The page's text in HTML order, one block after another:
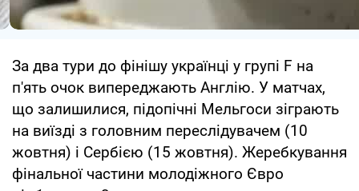
За два тури до фінішу українці у групі F на
п'ять очок випереджають Англію. У матчах,
що залишилися, підопічні Мельгоси зіграють
на виїзді з головним переслідувачем (10
жовтня) і Сербією (15 жовтня). Жеребкування
фінальної частини молодіжного Євро